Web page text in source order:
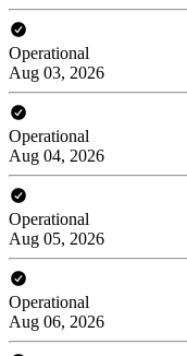
Operational
Aug 03, 2026
Operational
Aug 04, 2026
Operational
Aug 05, 2026
Operational
Aug 06, 2026